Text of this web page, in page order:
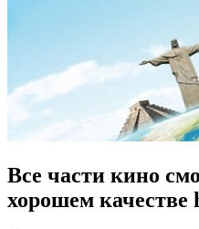
Все части кино
хорошем качестве